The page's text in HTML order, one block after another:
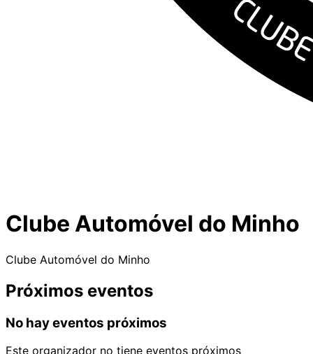
Clube Automóvel do Minho
Clube Automóvel do Minho
Próximos eventos
No hay eventos próximos
Este organizador no tiene eventos próximos